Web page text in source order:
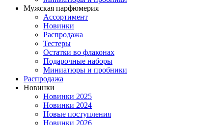
Мужская парфюмерия
Ассортимент
Новинки
Распродажа
Тестеры
Остатки во флаконах
Подарочные наборы
Миниатюры и пробники
Распродажа
Новинки
Новинки 2025
Новинки 2024
Новые поступления
Новинки 2026